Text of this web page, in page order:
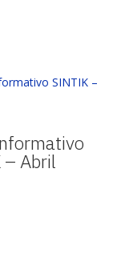
Abril